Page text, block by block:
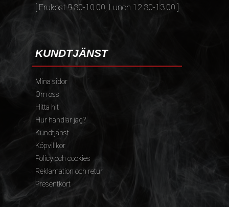
[ Frukost 9.30-10.00, Lunch 12.30-13.00 ]
KUNDTJÄNST
Mina sidor
Om oss
Hitta hit
Hur handlar jag?
Kundtjänst
Köpvillkor
Policy och cookies
Reklamation och retur
Presentkort